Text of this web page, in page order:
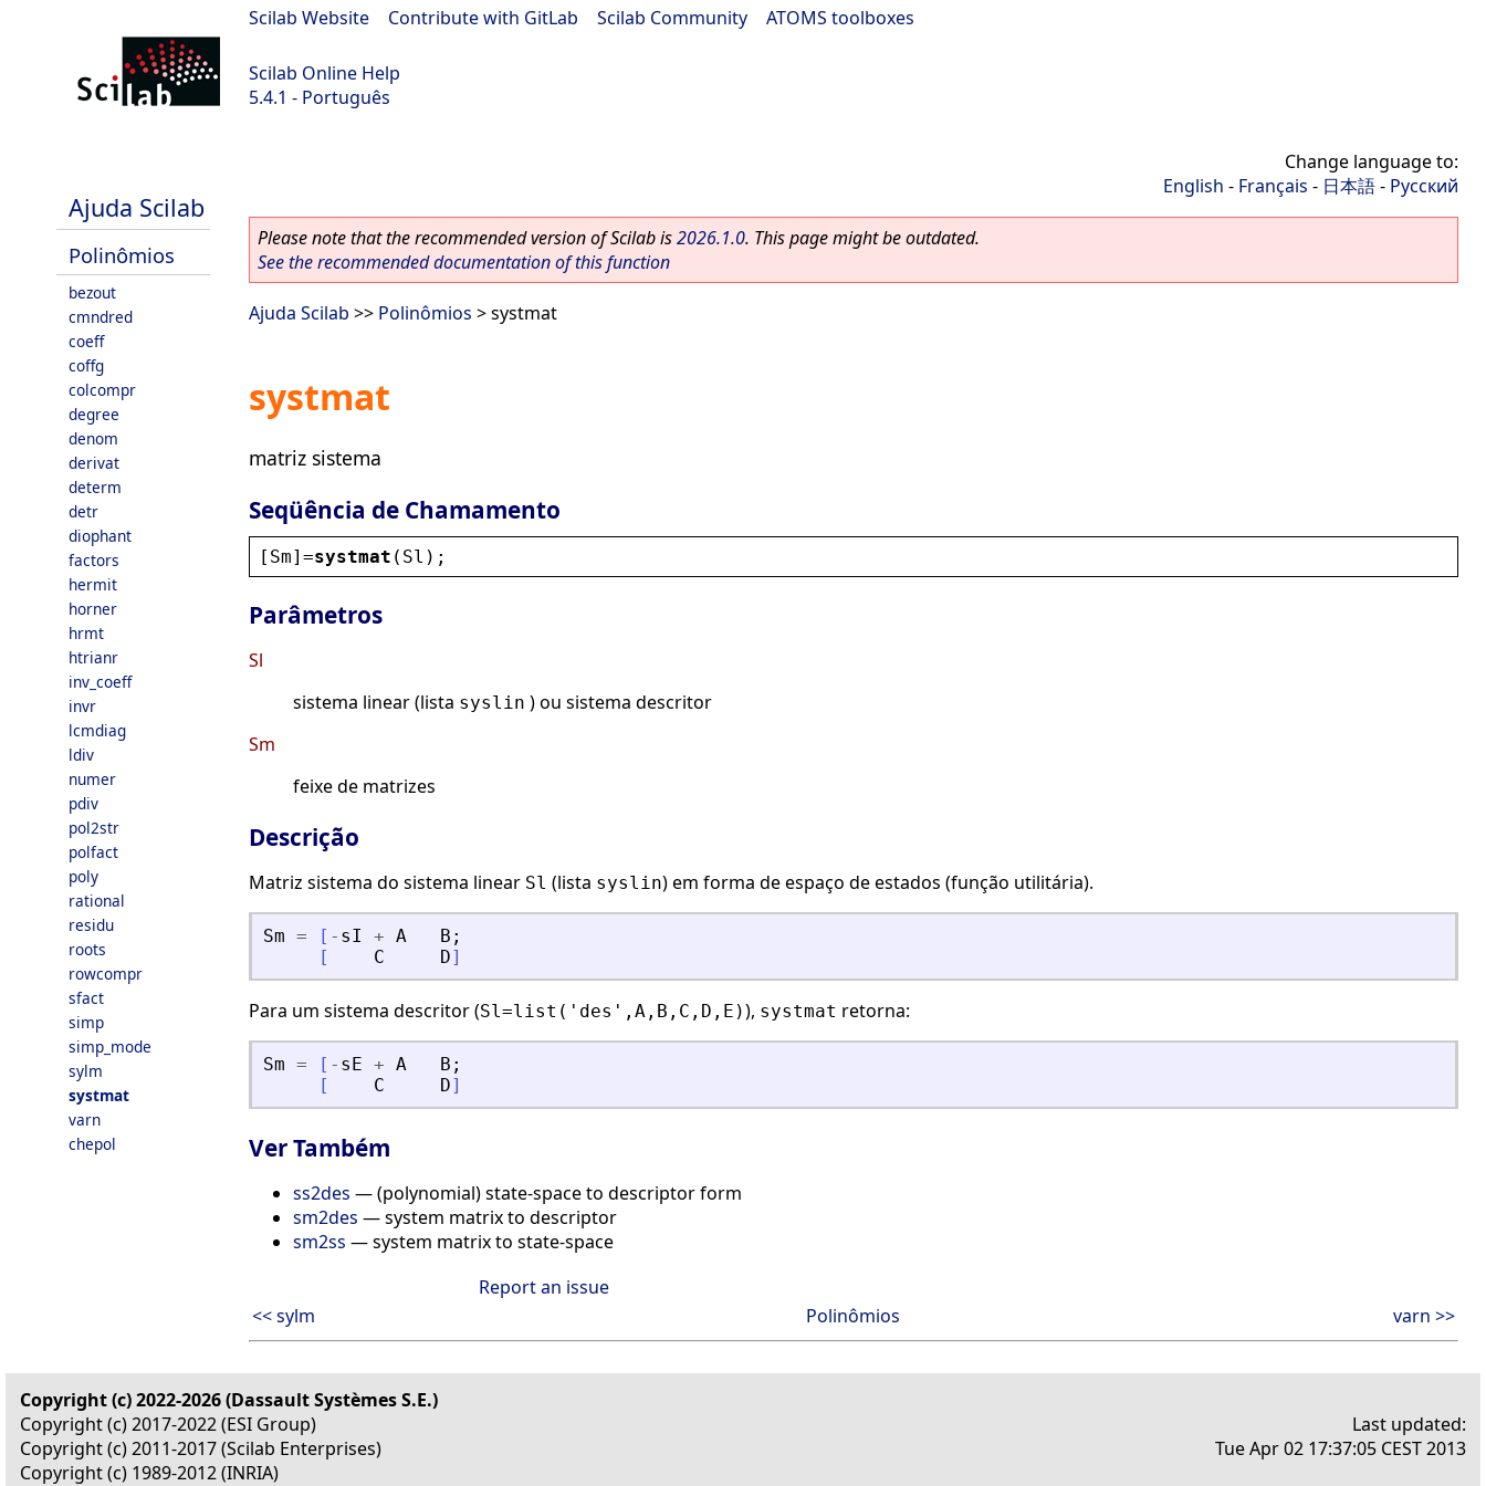
Scilab Website Contribute with GitLab Scilab Community ATOMS toolboxes
Scilab Online Help
5.4.1 - Português
Ajuda Scilab
Polinômios
bezout
cmndred
coeff
coffg
colcompr
degree
denom
derivat
determ
detr
diophant
factors
hermit
horner
hrmt
htrianr
inv_coeff
invr
lcmdiag
ldiv
numer
pdiv
pol2str
polfact
poly
rational
residu
roots
rowcompr
sfact
simp
simp_mode
sylm
systmat
varn
chepol
Change language to:
English - Français - 日本語- Русский
Please note that the recommended version of Scilab is2026.1.0. This page might be outdated.
See the recommended documentation of this function
Ajuda Scilab >> Polinômios > systmat
systmat
matriz sistema
Seqüência de Chamamento
[ Sm]=systmat ( Sl );
Parâmetros
Sl
sistema linear (lista syslin ) ou sistema descritor
Sm
feixe de matrizes
Descrição
Matriz sistema do sistema linear Sl (lista syslin) em forma de espaço de estados (função utilitária).
Sm = [ - sI + A B ;
[
C D]
Para um sistema descritor (Sl=list('des',A,B,C,D,E)), systmat retorna:
Sm = [ - sE + A B ;
[
C D]
Ver Também
ss2des — (polynomial) state-space to descriptor form
sm2des — system matrix to descriptor
sm2ss — system matrix to state-space
Report an issue
<< sylm
Polinômios varn >>
Copyright (c) 2022-2026 (Dassault Systèmes S.E.)
Copyright (c) 2017-2022 (ESI Group)
Copyright (c) 2011-2017 (Scilab Enterprises)
Copyright (c) 1989-2012 (INRIA)
Last updated:
Tue Apr 02 17:37:05 CEST 2013